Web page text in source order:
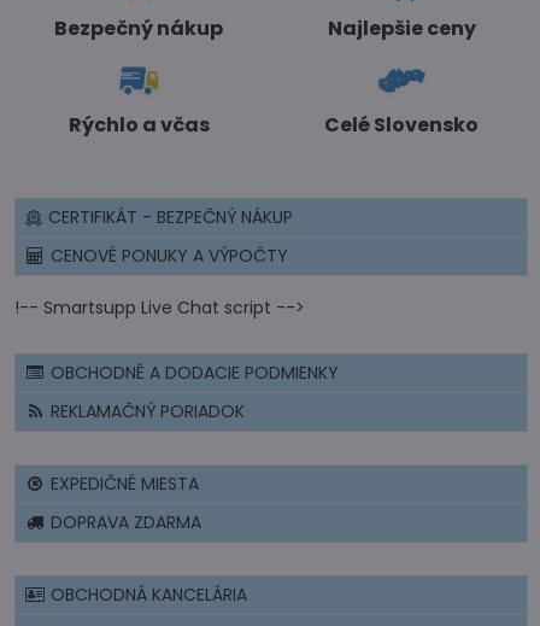
Bezpečný nákup Najlepšie ceny
Rýchlo a včas Celé Slovensko
CERTIFIKÁT - BEZPEČNÝ NÁKUP
CENOVÉ PONUKY A VÝPOČTY
!-- Smartsupp Live Chat script -->
OBCHODNÉ A DODACIE PODMIENKY
REKLAMAČNÝ PORIADOK
EXPEDIČNÉ MIESTA
DOPRAVA ZDARMA
OBCHODNÁ KANCELÁRIA